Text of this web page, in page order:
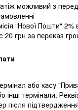
можливий з
"Нової Пошти" 2%
грн за переказ
або касу
інші термінали.
після